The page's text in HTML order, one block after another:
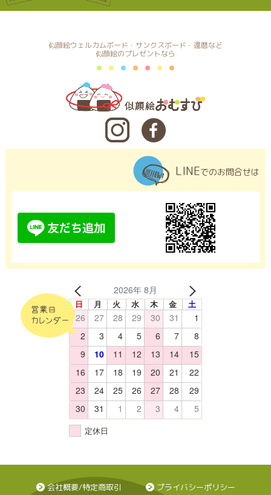
似顔絵ウェルカムボード・サンクスボード・還暦など
似顔絵のプレゼントなら
LINEでのお問合せは
営業日
カレンダー
2026年 8月
日 月 火 水 木 金 土
26 27 28 29 30 31
1
2
3 4 5 6 7
8
9
10 11 12 13 14
15
16
17 18 19 20 21
22
23
24 25 26 27 28
29
30
31 1 2 3 4 5
定休日
会社概要/特定商取引 プライバシーポリシー